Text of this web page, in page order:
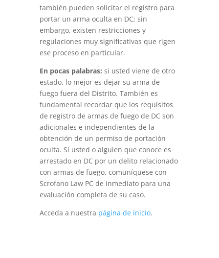
también pueden solicitar el registro para
portar un arma oculta en DC; sin
embargo, existen restricciones y
regulaciones muy significativas que rigen
ese proceso en particular.
En pocas palabras: si usted viene de otro
estado, lo mejor es dejar su arma de
fuego fuera del Distrito. También es
fundamental recordar que los requisitos
de registro de armas de fuego de DC son
adicionales e independientes de la
obtención de un permiso de portación
oculta. Si usted o alguien que conoce es
arrestado en DC por un delito relacionado
con armas de fuego, comuníquese con
Scrofano Law PC de inmediato para una
evaluación completa de su caso.
Acceda a nuestra página de inicio.